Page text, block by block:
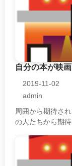
自分の本が映
2019-11-02
admin
周囲から期待されて
の人たちから期待されていま
う。 ただ、